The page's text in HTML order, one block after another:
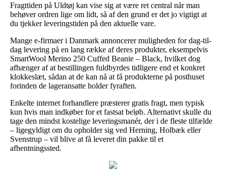
Fragttiden på Uldtøj kan vise sig at være ret central når man
behøver ordren lige om lidt, så af den grund er det jo vigtigt at
du tjekker leveringstiden på den aktuelle vare.
Mange e-firmaer i Danmark annoncerer muligheden for dag-til-
dag levering på en lang række af deres produkter, eksempelvis
SmartWool Merino 250 Cuffed Beanie – Black, hvilket dog
afhænger af at bestillingen fuldbyrdes tidligere end et konkret
klokkeslæt, sådan at de kan nå at få produkterne på posthuset
forinden de lageransatte holder fyraften.
Enkelte internet forhandlere præsterer gratis fragt, men typisk
kun hvis man indkøber for et fastsat beløb. Alternativt skulle du
tage den mindst kostelige leveringsmanér, der i de fleste tilfælde
– ligegyldigt om du opholder sig ved Herning, Holbæk eller
Svenstrup – vil blive at få leveret din pakke til et
afhentningssted.